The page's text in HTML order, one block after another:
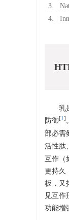
3.
4.
乳
防御[1 ]
部必需
活性肽
互作（
更持久
板，又
见互作
功能增